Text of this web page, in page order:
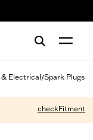
Electrical/Spark Plugs
checkFitment